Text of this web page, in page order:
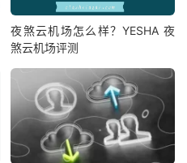
夜煞云机场怎么样？YESHA 夜
煞云机场评测